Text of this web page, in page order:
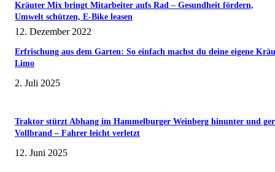
Kräuter Mix bringt Mitarbeiter aufs Rad – Gesundheit fördern,
Umwelt schützen, E-Bike leasen
12. Dezember 2022
Erfrischung aus dem Garten: So einfach machst du deine eigene
Limo
2. Juli 2025
Traktor stürzt Abhang im Hammelburger Weinberg hinunter und
Vollbrand – Fahrer leicht verletzt
12. Juni 2025